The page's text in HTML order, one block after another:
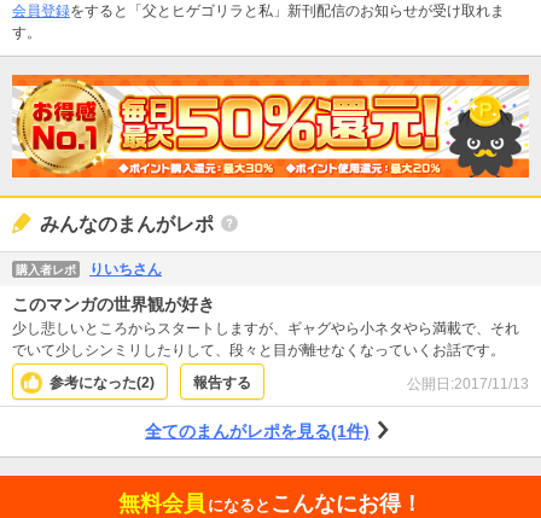
会員登録をすると「父とヒゲゴリラと私」新刊配信のお知らせが受け取れま
す。
みんなのまんがレポ
購入者レポ りいちさん
このマンガの世界観が好き
少し悲しいところからスタートしますが、ギャグやら小ネタやら満載で、それ
でいて少しシンミリしたりして、段々と目が離せなくなっていくお話です。
参考になった(2) 報告する 公開日:2017/11/13
全てのまんがレポを見る(1件)
無料会員 になると こんなにお得！